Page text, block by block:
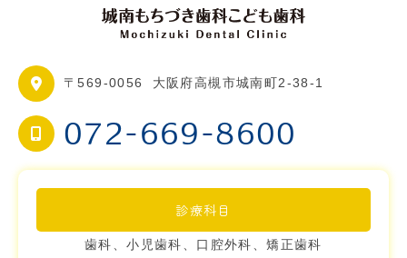
〒569-0056 大阪府高槻市城南町2-38-1
072-669-8600
診療科目
歯科、小児歯科、口腔外科、矯正歯科